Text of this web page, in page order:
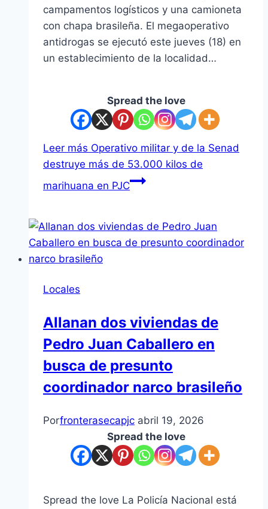
campamentos logísticos y una camioneta
con chapa brasileña. El megaoperativo
antidrogas se ejecutó este jueves (18) en
un establecimiento de la localidad…
Spread the love
Leer más Operativo militar y de la Senad
destruye más de 53.000 kilos de
marihuana en PJC
Locales
Allanan dos viviendas de
Pedro Juan Caballero en
busca de presunto
coordinador narco brasileño
Porfronterasecapjc abril 19, 2026
Spread the love
Spread the love La Policía Nacional está